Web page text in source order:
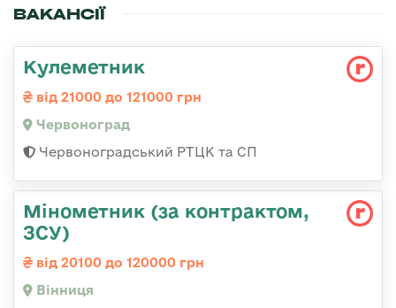
ВАКАНСІЇ
Кулеметник
від 21000 до 121000 грн
Червоноград
Червоноградський РТЦК та СП
Мінометник (за контрактом,
ЗСУ)
від 20100 до 120000 грн
Вінниця